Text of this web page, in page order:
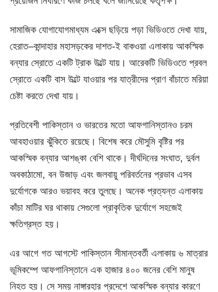
সামাজিক যোগাযোগমাধ্যম এক্সে ছড়িয়ে পড়া ভিডিওতে দেখা যায়,
হেরাত–কান্দাহার মহাসড়কের দাশত-ই বাকওয়া এলাকায় আকস্মিক
বন্যার স্রোতে একটি ট্রাক উল্টে যায়। আরেকটি ভিডিওতে প্রবল
স্রোতে একটি বাস উল্টে যাওয়ার পর যাত্রীদের প্রাণ বাঁচাতে মরিয়া
চেষ্টা করতে দেখা যায়।
প্রতিবেশী পাকিস্তান ও ভারতের মতো আফগানিস্তানও চরম
আবহাওয়ার ঝুঁকিতে রয়েছে। বিশেষ করে মৌসুমি বৃষ্টির পর
আকস্মিক বন্যার আশঙ্কা বেশি থাকে। দীর্ঘদিনের সংঘাত, দুর্বল
অবকাঠামো, বন উজাড় এবং জলবায়ু পরিবর্তনের প্রভাব এসব
দুর্যোগকে আরও ভয়াবহ করে তুলছে। অনেক প্রত্যন্ত এলাকায়
কাঁচা মাটির ঘর থাকায় সেগুলো প্রাকৃতিক দুর্যোগে সহজেই
ক্ষতিগ্রস্ত হয়।
এর আগে গত আগস্টে পাকিস্তান সীমান্তবর্তী এলাকায় ৬ মাত্রার
ভূমিকম্পে আফগানিস্তানে এক হাজার ৪০০ জনের বেশি মানুষ
নিহত হয়। সে সময় নাঙ্গারহার প্রদেশে আকস্মিক বন্যার কারণে